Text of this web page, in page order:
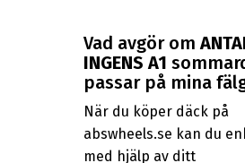
Vad avgör om
INGENS A1
passar på mina
När du köper däck på
abswheels.se kan du
med hjälp av ditt